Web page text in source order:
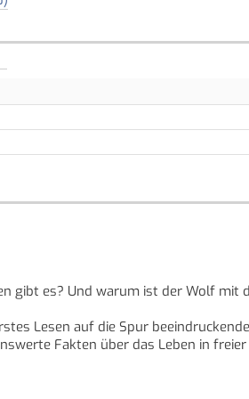
gibt es? Und warum ist der Wolf mit
Lesen auf die Spur
Fakten über das Leben in